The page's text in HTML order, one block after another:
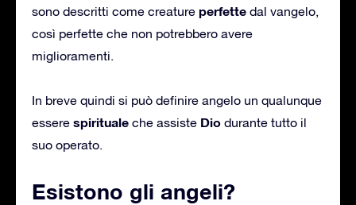
sono descritti come creature perfette dal vangelo,
così perfette che non potrebbero avere
miglioramenti.
In breve quindi si può definire angelo un qualunque
essere spirituale che assiste Dio durante tutto il
suo operato.
Esistono gli angeli?